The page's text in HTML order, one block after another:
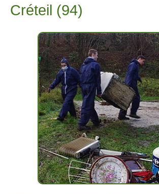
Créteil (94)